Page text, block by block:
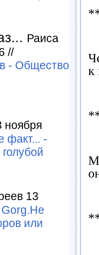
Раиса
//
- Общество
ноября
факт... -
13
Gorg.Не
или
к